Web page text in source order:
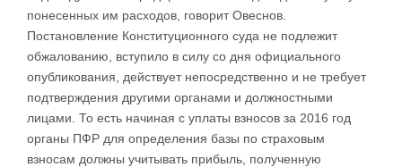
понесенных им расходов, говорит Овеснов.
Постановление Конституционного суда не подлежит
обжалованию, вступило в силу со дня официального
опубликования, действует непосредственно и не требует
подтверждения другими органами и должностными
лицами. То есть начиная с уплаты взносов за 2016 год
органы ПФР для определения базы по страховым
взносам должны учитывать прибыль, полученную